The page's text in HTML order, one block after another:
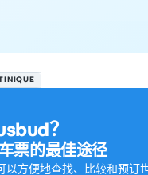
？
票的最佳途径
以方便地查找、比较和预订